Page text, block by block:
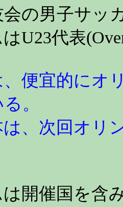
の男子サッ
U23代表
便宜的にオ
。
、次回オリ
開催国を含